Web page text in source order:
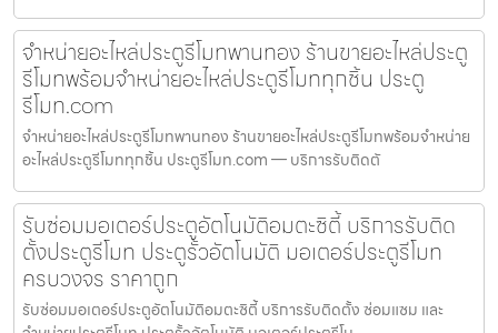
จำหน่ายอะไหล่ประตูรีโมทพานทอง ร้านขายอะไหล่ประตู
รีโมทพร้อมจำหน่ายอะไหล่ประตูรีโมททุกชิ้น ประตู
รีโมท.com
จำหน่ายอะไหล่ประตูรีโมทพานทอง ร้านขายอะไหล่ประตูรีโมทพร้อมจำหน่าย
อะไหล่ประตูรีโมททุกชิ้น ประตูรีโมท.com — บริการรับติดตั
รับซ่อมมอเตอร์ประตูอัตโนมัติอมตะซิตี้ บริการรับติด
ตั้งประตูรีโมท ประตูรั้วอัตโนมัติ มอเตอร์ประตูรีโมท
ครบวงจร ราคาถูก
รับซ่อมมอเตอร์ประตูอัตโนมัติอมตะซิตี้ บริการรับติดตั้ง ซ่อมแซม และ